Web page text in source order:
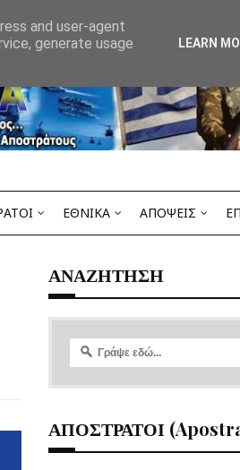
ΕΘΝΙΚΑ ΑΠΟΨΕΙΣ
ΑΝΑΖΗΤΗΣΗ
ΑΠΟΣΤΡΑΤΟΙ
and user-agent
generate usage
LEARN